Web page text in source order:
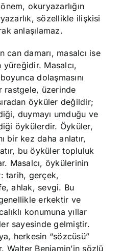
okuryazarlığın
sözellikle ilişkisi
anlaşılamaz.
can damarı, masalcı ise
Masalcı,
dolaşmasını
rastgele, üzerinde
öyküler değildir;
duymayı umduğu ve
öykülerdir. Öyküler,
bir kez daha anlatır,
bu öyküler topluluk
Masalcı, öykülerinin
tarih, gerçek,
ahlak, sevgi. Bu
erkektir ve
konumuna yıllar
sayesinde gelmiştir.
herkesin “sözcüsü”
Walter Benjamin’in sözlü